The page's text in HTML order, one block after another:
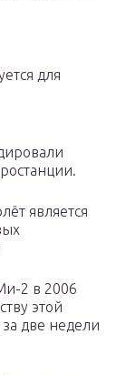
для
является
2 в 2006
этой
две недели